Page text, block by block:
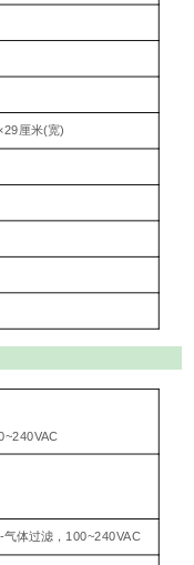
厘米(宽)
气体过滤，100~240VAC